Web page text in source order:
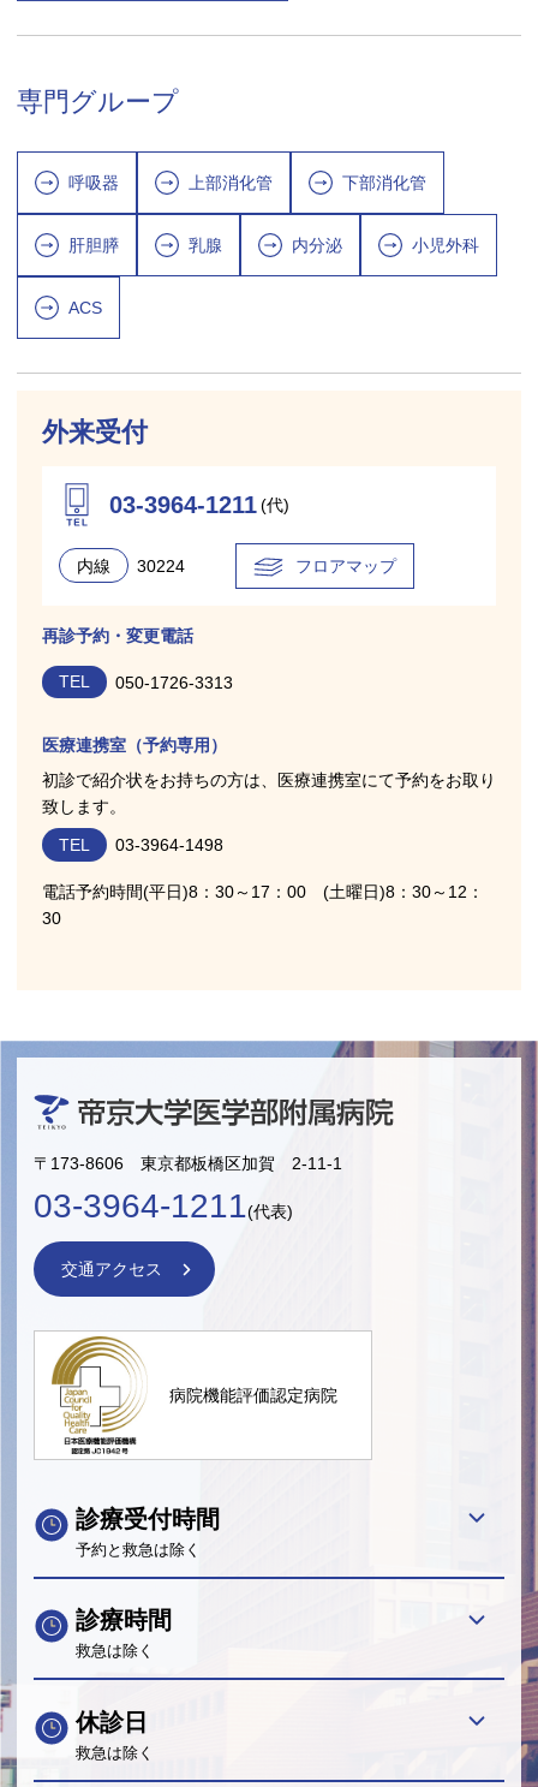
専門グループ
呼吸器 上部消化管 下部消化管
肝胆膵 乳腺 内分泌 小児外科
ACS
外来受付
03-3964-1211(代)
内線 30224 フロアマップ
再診予約・変更電話
TEL 050-1726-3313
医療連携室（予約専用）
初診で紹介状をお持ちの方は、医療連携室にて予約をお取り
致します。
TEL
03-3964-1498
電話予約時間(平日)8：30～17：00 (土曜日)8：30～12：
30
〒173-8606 東京都板橋区加賀 2-11-1
03-3964-1211(代表)
交通アクセス
病院機能評価認定病院
診療受付時間
予約と救急は除く
診療時間
救急は除く
休診日
救急は除く